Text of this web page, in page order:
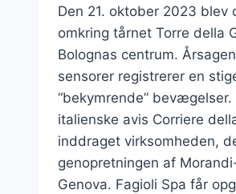
Den 21. oktober 2023
omkring tårnet Torre della
Bolognas centrum.
sensorer registrerer en
“bekymrende”
italienske avis Corriere
inddraget virksomheden,
genopretningen af
Genova. Fagioli Spa får